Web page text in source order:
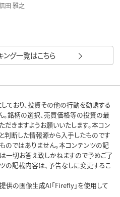
田 雅之
ング一覧はこちら
ており、投資その他の行動を勧誘する
。銘柄の選択、売買価格等の投資の最
きますようお願いいたします。本コン
判断した情報源から入手したものです
のではありません。本コンテンツの記
一切お答え致しかねますので予めご了
の記載内容は、予告なしに変更するこ
供の画像生成AI「Firefly」を使用して